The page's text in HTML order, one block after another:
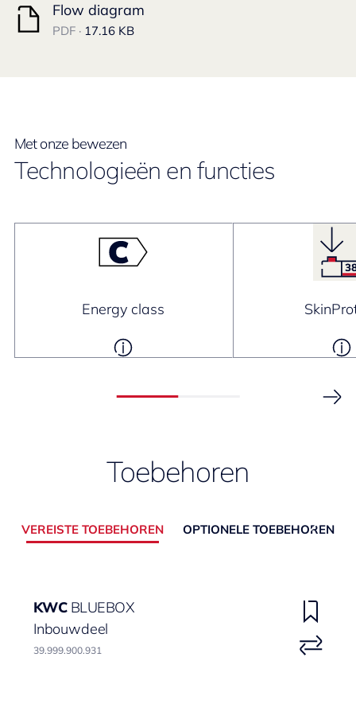
Flow diagram
PDF · 17.16 KB
Met onze bewezen
Technologieën en functies
Energy class
Toebehoren
VEREISTE TOEBEHOREN OPTIONELE TOEBEHOREN
KWC BLUEBOX
Inbouwdeel
39.999.900.931